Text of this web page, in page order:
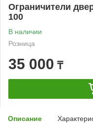
Ограничители
100
В наличии
Розница
35 000 ₸
Описание